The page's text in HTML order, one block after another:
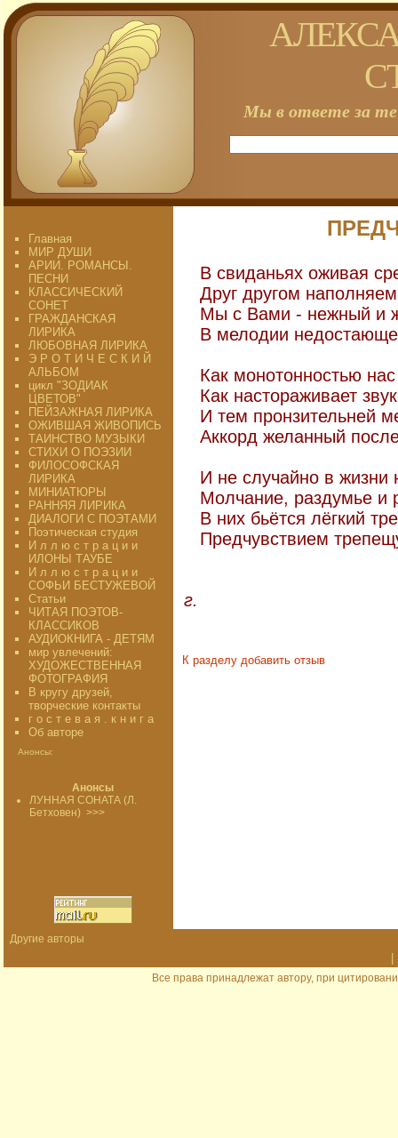
Мы в ответе за
Главная
МИР ДУШИ
АРИИ. РОМАНСЫ.
ПЕСНИ
КЛАССИЧЕСКИЙ
СОНЕТ
ГРАЖДАНСКАЯ
ЛИРИКА
ЛЮБОВНАЯ ЛИРИКА
Э Р О Т И Ч Е С К И Й
АЛЬБОМ
цикл "ЗОДИАК
ЦВЕТОВ"
ПЕЙЗАЖНАЯ ЛИРИКА
ОЖИВШАЯ ЖИВОПИСЬ
ТАИНСТВО МУЗЫКИ
СТИХИ О ПОЭЗИИ
ФИЛОСОФСКАЯ
ЛИРИКА
МИНИАТЮРЫ
РАННЯЯ ЛИРИКА
ДИАЛОГИ С ПОЭТАМИ
Поэтическая студия
И л л ю с т р а ц и и
ИЛОНЫ ТАУБЕ
И л л ю с т р а ц и и
СОФЬИ БЕСТУЖЕВОЙ
Статьи
ЧИТАЯ ПОЭТОВ-
КЛАССИКОВ
АУДИОКНИГА - ДЕТЯМ
мир увлечений:
ХУДОЖЕСТВЕННАЯ
ФОТОГРАФИЯ
В кругу друзей,
творческие контакты
г о с т е в а я . к н и г а
Об авторе
Анонсы:
Анонсы
ЛУННАЯ СОНАТА (Л.
Бетховен) >>>
В свиданьях оживая
Друг другом
Мы с Вами - нежный и
В мелодии
Как монотонностью нас
Как настораживает
И тем пронзительней
Аккорд желанный
И не случайно в жизни
Молчание, раздумье и
В них бьётся лёгкий
Предчувствием
г.
К разделу добавить отзыв
Другие авторы
Все права принадлежат автору, при